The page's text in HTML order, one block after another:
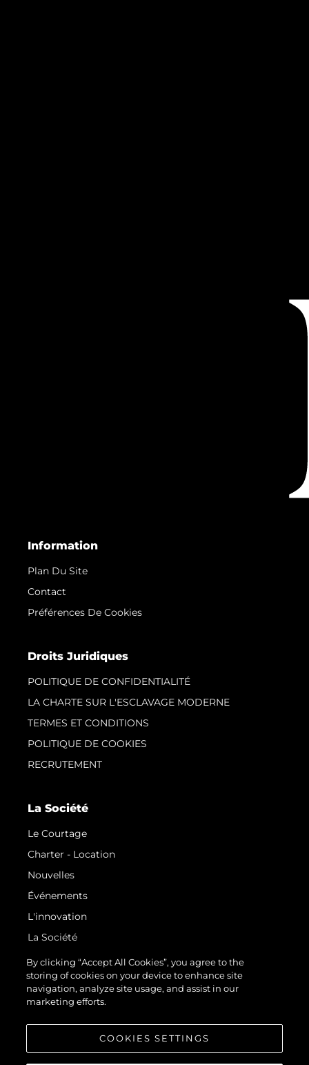
Information
Plan Du Site
Contact
Préférences De Cookies
Droits Juridiques
POLITIQUE DE CONFIDENTIALITÉ
LA CHARTE SUR L'ESCLAVAGE MODERNE
TERMES ET CONDITIONS
POLITIQUE DE COOKIES
RECRUTEMENT
La Société
Le Courtage
Charter - Location
Nouvelles
Événements
L'innovation
La Société
Notre Équipe
Style De Vie
Notre Héritage
By clicking “Accept All Cookies”, you agree to the
storing of cookies on your device to enhance site
navigation, analyze site usage, and assist in our
marketing efforts.
COOKIES SETTINGS